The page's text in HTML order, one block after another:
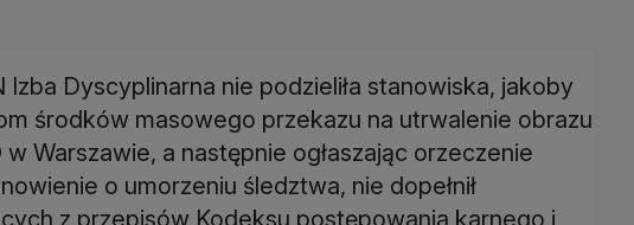
Dyscyplinarna nie podzieliła stanowiska, jakoby
środków masowego przekazu na utrwalenie obrazu
Warszawie, a następnie ogłaszając orzeczenie
o umorzeniu śledztwa, nie dopełnił
z przepisów Kodeksu postępowania karnego i